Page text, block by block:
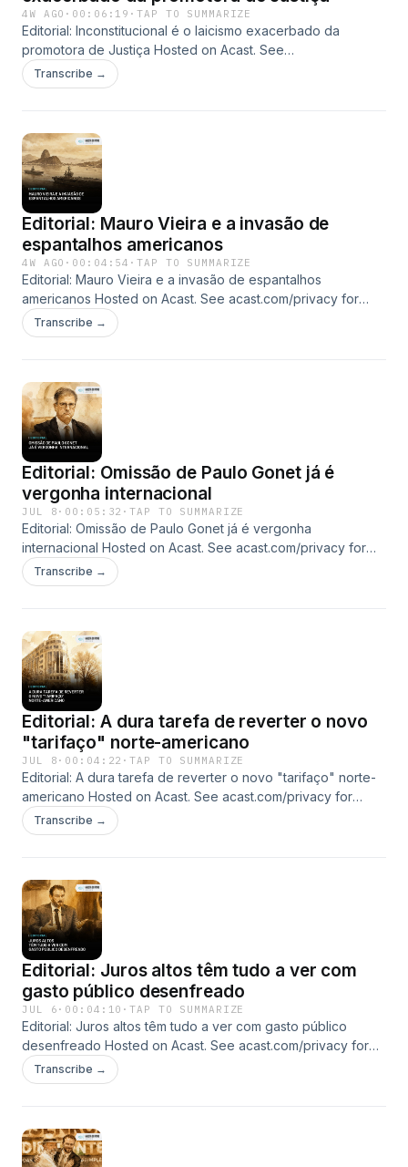
4W AGO · 00:06:19 ·TAP TO SUMMARIZE
Editorial: Inconstitucional é o laicismo exacerbado da
promotora de Justiça Hosted on Acast. See
acast.com/privacy for more information.
Transcribe →
Editorial: Mauro Vieira e a invasão de
espantalhos americanos
4W AGO · 00:04:54 ·TAP TO SUMMARIZE
Editorial: Mauro Vieira e a invasão de espantalhos
americanos Hosted on Acast. See acast.com/privacy for
more information.
Transcribe →
Editorial: Omissão de Paulo Gonet já é
vergonha internacional
JUL 8 · 00:05:32 ·TAP TO SUMMARIZE
Editorial: Omissão de Paulo Gonet já é vergonha
internacional Hosted on Acast. See acast.com/privacy for
more information.
Transcribe →
Editorial: A dura tarefa de reverter o novo
"tarifaço" norte-americano
JUL 8 · 00:04:22 ·TAP TO SUMMARIZE
Editorial: A dura tarefa de reverter o novo "tarifaço" norte-
americano Hosted on Acast. See acast.com/privacy for
more information.
Transcribe →
Editorial: Juros altos têm tudo a ver com
gasto público desenfreado
JUL 6 · 00:04:10 ·TAP TO SUMMARIZE
Editorial: Juros altos têm tudo a ver com gasto público
desenfreado Hosted on Acast. See acast.com/privacy for
more information.
Transcribe →